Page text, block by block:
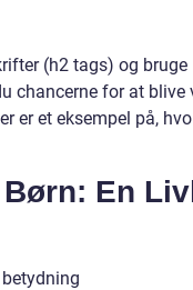
(h2 tags) og bruge
chancerne for at blive
er et eksempel på,
En